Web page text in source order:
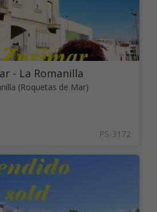
- La Romanilla
(Roquetas de Mar)
PS-3172